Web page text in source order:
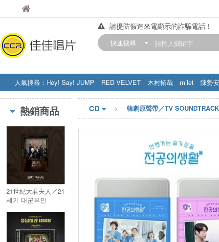
佳佳唱片
請提防假造來電顯示的詐騙電話！
【中華門市營業時間調整公告】
快速搜尋
人氣搜尋： Hey! Say! JUMP RED VELVET 木村拓哉 milet
陳勢安
STRAY KIDS
盧廣仲 周杰伦
熱銷商品
21世紀大君夫人／21
세기 대군부인
CD 韓劇原聲帶／TV SOUNDTRACK